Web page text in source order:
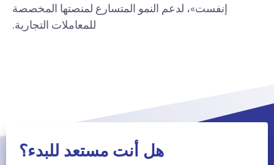
إنفست»، لدعم النمو المتسارع لمنصتها المخصصة
للمعاملات التجارية.
هل أنت مستعد للبدء؟